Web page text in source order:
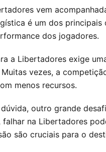
vem
é um dos
dos jogadores.
a Libertadores exige
vezes, a
menos recursos.
outro grande
falhar na Libertadores
são cruciais para o